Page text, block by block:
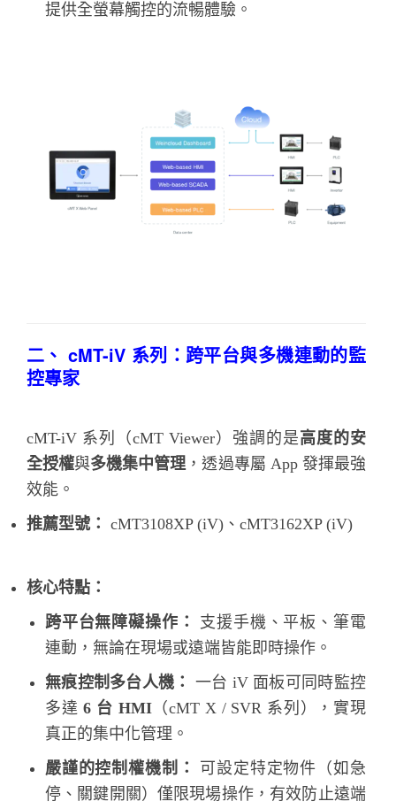
提供全螢幕觸控的流暢體驗。
二、 cMT-iV 系列：跨平台與多機連動的監
控專家
cMT-iV 系列（cMT Viewer）強調的是高度的安
全授權與多機集中管理 ，透過專屬 App 發揮最強
效能。
推薦型號： cMT3108XP (iV)、cMT3162XP (iV)
核心特點：
跨平台無障礙操作：
支援手機、平板、筆電
連動，無論在現場或遠端皆能即時操作。
無痕控制多台人機：
一台 iV 面板可同時監控
多達6 台 HMI（cMT X / SVR 系列），實現
真正的集中化管理。
嚴謹的控制權機制：
可設定特定物件（如急
停、關鍵開關）僅限現場操作，有效防止遠端